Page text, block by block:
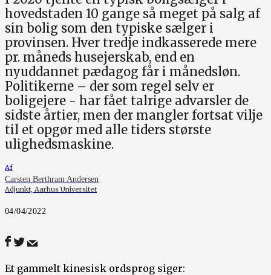
hovedstaden 10 gange så meget på salg af
sin bolig som den typiske sælger i
provinsen. Hver tredje indkasserede mere
pr. måneds husejerskab, end en
nyuddannet pædagog får i månedsløn.
Politikerne – der som regel selv er
boligejere - har fået talrige advarsler de
sidste årtier, men der mangler fortsat vilje
til et opgør med alle tiders største
ulighedsmaskine.
Af
Carsten Berthram Andersen
Adjunkt, Aarhus Universitet
04/04/2022
Et gammelt kinesisk ordsprog siger: